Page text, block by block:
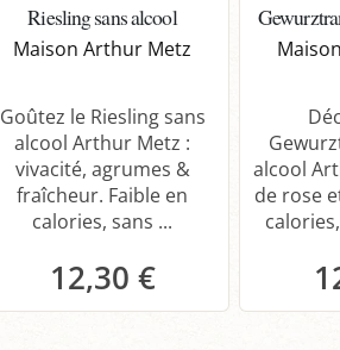
Riesling sans alcool
Maison Arthur Metz
Goûtez le Riesling sans
alcool Arthur Metz :
vivacité, agrumes &
fraîcheur. Faible en
calories, sans ...
12,30 €
alcool
de rose